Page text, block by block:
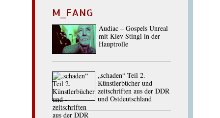
M_FANG
Audiac – Gospels Unreal
mit Kiev Stingl in der
Hauptrolle
„schaden“ Teil 2.
Künstlerbücher und -
zeitschriften aus der DDR
und Ostdeutschland